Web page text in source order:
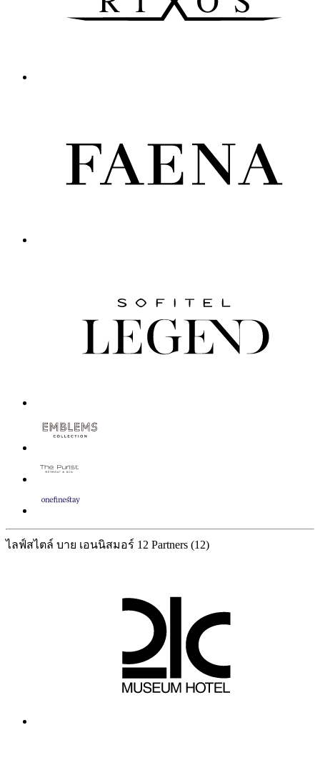
ไลฟ์สไตล์ บาย เอนนิสมอร์ 12 Partners (12)